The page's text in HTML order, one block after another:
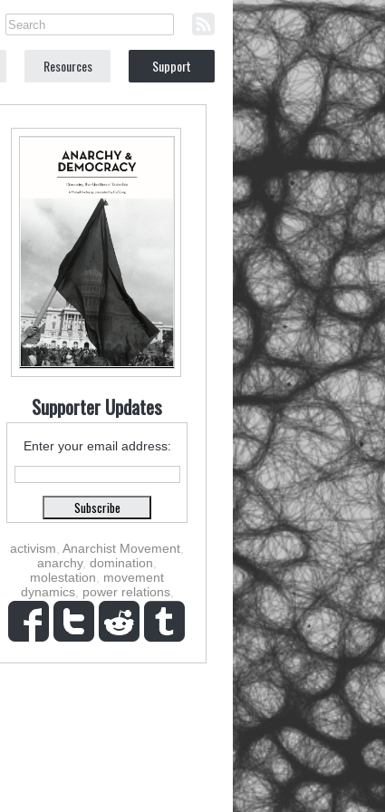
Resources Support
Supporter Updates
Enter your email address:
activism Anarchist Movement
anarchy, domination
molestation
movement
dynamics, power relations,